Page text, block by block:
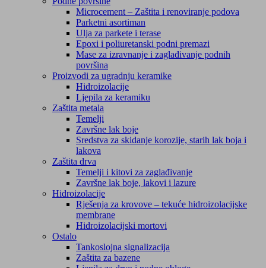
Microcement – Zaštita i renoviranje podova
Parketni asortiman
Ulja za parkete i terase
Epoxi i poliuretanski podni premazi
Mase za izravnanje i zaglađivanje podnih
površina
Proizvodi za ugradnju keramike
Hidroizolacije
Ljepila za keramiku
Zaštita metala
Temelji
Završne lak boje
Sredstva za skidanje korozije, starih lak boja i
lakova
Zaštita drva
Temelji i kitovi za zaglađivanje
Završne lak boje, lakovi i lazure
Hidroizolacije
Rješenja za krovove – tekuće hidroizolacijske
membrane
Hidroizolacijski mortovi
Ostalo
Tankoslojna signalizacija
Zaštita za bazene